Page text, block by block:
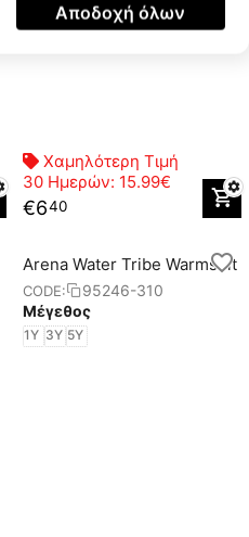
Χαμηλότερη Τιμή
30 Ημερών: 15.99€
€640
Arena Water Tribe Warmsuit
CODE:
95246-310
Μέγεθος
1Y 3Y 5Y
Αποδοχή όλων